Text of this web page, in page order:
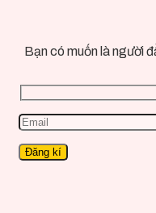
Bạn có muốn là người